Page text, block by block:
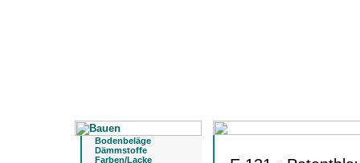
Bodenbeläge
Dämmstoffe
Farben/Lacke